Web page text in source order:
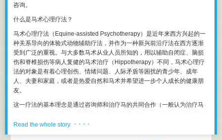
机器人也可以生成一大堆新的诗句和歌词，只不过这时候它无法判断哪句
最好听。
因为只有人才能判断。人的喜好，可能是一个特别难以用机械化的方式琢
磨的东西，有很多人试图用数据分析的方法预测哪个电影剧情能大卖，结
果都不太成功。
所以人的第二个任务就是表达自己的好恶。你的任何情感流露，哪怕是一
条微博一个点赞，对机器人来说都是弥足珍贵的，这也是一种创新。哪怕
你看完一个报道之后在评论区开骂，哪怕骂得毫无营养，也能帮助机器人
了解此时此地的人类。
我不敢肯定给机器人当受试者能有多赚钱。但表达感情宣布自己喜欢什
服务而不是相反的主权宣示。
咨询。
什么是马术心理疗法？
马术心理疗法（Equine-assisted Psychotherapy）是近年来西方兴起的一
种关系导向的体验式动物辅助疗法 ，并作为一种新兴前沿疗法在西方逐渐
受到广泛的重视。与大多数马术从业人员所知的，用以辅助自闭症、脑损
伤和脊椎损伤等病人复健的马术治疗（Hippotherapy）不同，马术心理疗
法的对象是有着心理创伤、情绪问题、人际矛盾等困扰的青少年、成年
人、夫妻和家庭，或者是热爱自然和马术并希望进一步个人成长的健康朋
友。
这一疗法的基本理念是通过咨询师和治疗马的共同合作（一般认为治疗马
关系及体验，以此来加深来访者对自身关系模式的觉察和了解，帮来访者
尝试学习和建立与自身和与他人健康的关系模式，并在这样稳定互信的关
Read the whole story · · · ·